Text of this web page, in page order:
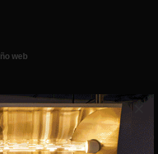
×
web